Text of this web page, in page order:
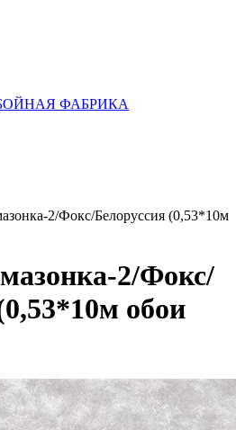
ФАБРИКА
2/Фокс/Белоруссия (0,53*10м
2/Фокс/
обои